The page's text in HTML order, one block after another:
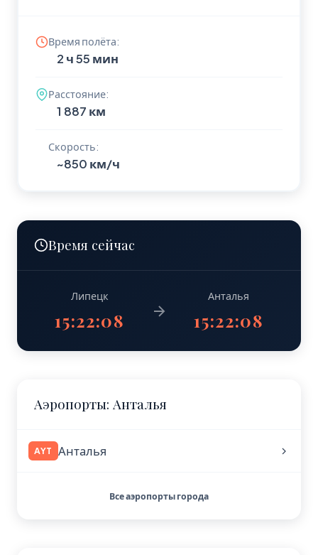
Время полёта:
2 ч 55 мин
Расстояние:
1 887 км
Скорость:
~850 км/ч
Время сейчас
Липецк
15:22:08
Анталья
15:22:08
Аэропорты: Анталья
AYT Анталья
Все аэропорты города